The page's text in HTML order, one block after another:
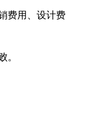
费用、设计费
。